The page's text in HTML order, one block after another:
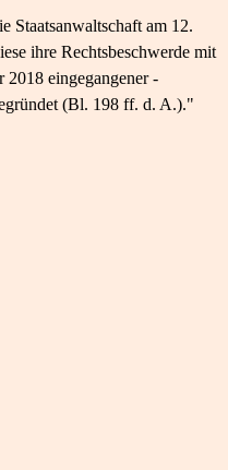
Staatsanwaltschaft am 12.
ihre Rechtsbeschwerde mit
2018 eingegangener -
(Bl. 198 ff. d. A.)."